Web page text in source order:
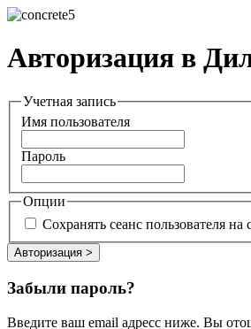
Авторизация в
Учетная запись
Имя пользователя
Пароль
Опции
Сохранять сеанс пользователя на
Забыли пароль?
Введите ваш email адресс ниже. Вы